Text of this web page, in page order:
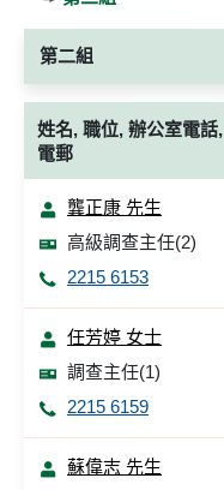
第二組
姓名, 職位, 辦公室電話,
電郵
龔正康 先生
高級調查主任(2)
2215 6153
任芳婷 女士
調查主任(1)
2215 6159
蘇偉志 先生